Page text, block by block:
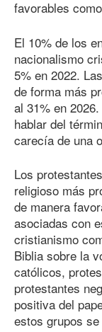
favorables
El 10% de los
nacionalismo
5% en 2022.
de forma más
al 31% en
hablar del
carecía de una
Los
religioso más
de manera
asociadas con
cristianismo
Biblia sobre la
católicos,
protestantes
positiva del
estos grupos